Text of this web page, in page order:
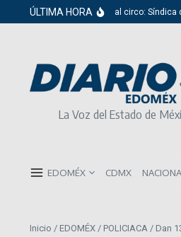
Saltar al contenido
ÚLTIMA HORA
Del cabildo al circo: Síndica de
La Voz del Estado de
EDOMÉX CDMX
Inicio / EDOMÉX / POLICIACA / Dan